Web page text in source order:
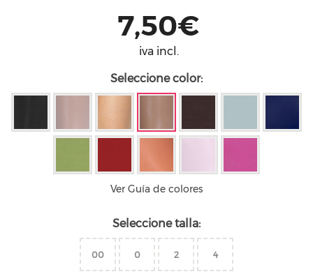
7,50€
iva incl.
Seleccione color:
Ver Guía de colores
Seleccione talla:
00 0 2 4